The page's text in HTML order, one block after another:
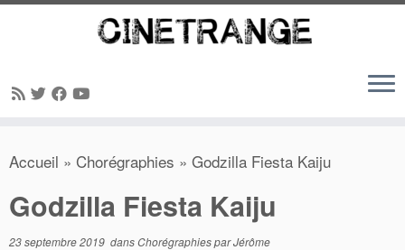
auAccueil » Chorégraphies » Godzilla Fiesta Kaiju
Godzilla Fiesta Kaiju
23 septembre 2019 dansChorégraphiesparJérôme